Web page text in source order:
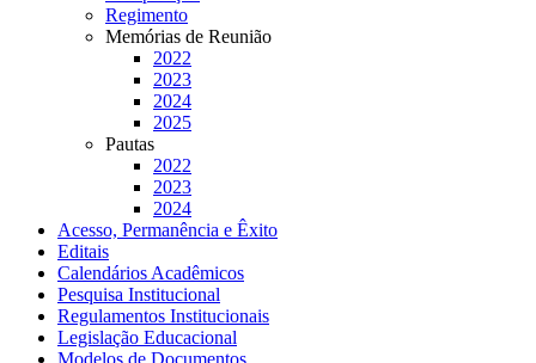
Regimento
Memórias de Reunião
2022
2023
2024
2025
Pautas
2022
2023
2024
Acesso, Permanência e Êxito
Editais
Calendários Acadêmicos
Pesquisa Institucional
Regulamentos Institucionais
Legislação Educacional
Modelos de Documentos